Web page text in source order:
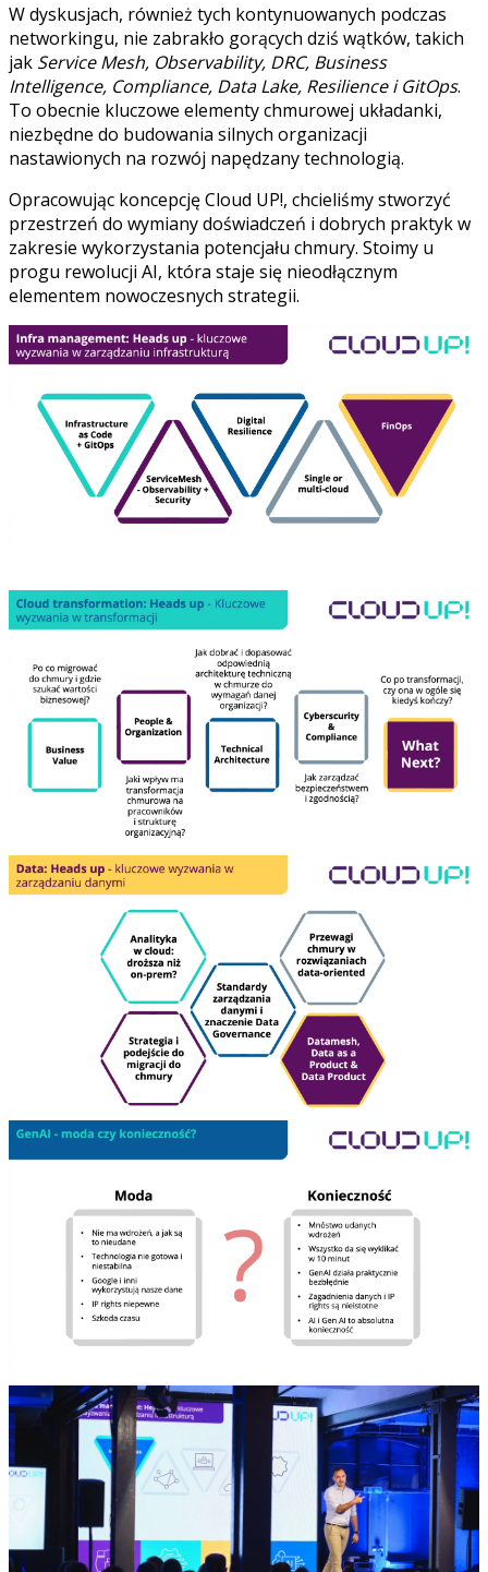
W dyskusjach, również tych kontynuowanych podczas
networkingu, nie zabrakło gorących dziś wątków, takich
jak Service Mesh, Observability, DRC, Business
Intelligence, Compliance, Data Lake, Resilience i GitOps.
To obecnie kluczowe elementy chmurowej układanki,
niezbędne do budowania silnych organizacji
nastawionych na rozwój napędzany technologią.
Opracowując koncepcję Cloud UP!, chcieliśmy stworzyć
przestrzeń do wymiany doświadczeń i dobrych praktyk w
zakresie wykorzystania potencjału chmury. Stoimy u
progu rewolucji AI, która staje się nieodłącznym
elementem nowoczesnych strategii.